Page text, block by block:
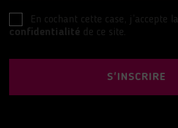
En cochant cette case, j’accepte la
confidentialité de ce site.
S'INSCRIRE